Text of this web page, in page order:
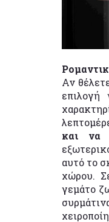
Αν
επιλογή
και να
αυτό το
χώρου.
γεμάτο